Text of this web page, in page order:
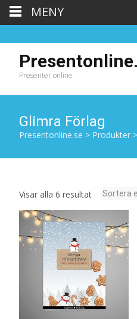
Presenter online
Glimra Förlag
Presentonline.se > Produkter >
Visar alla 6 resultatSortera
efter
senaste
MENY